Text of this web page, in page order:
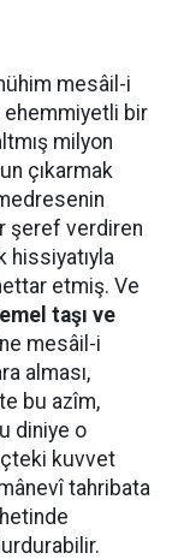
mesâil-i
ehemmiyetli bir
milyon
çıkarmak
şeref verdiren
hissiyatıyla
etmiş. Ve
taşı ve
mesâil-i
alması,
bu azîm,
diniye o
kuvvet
tahribata